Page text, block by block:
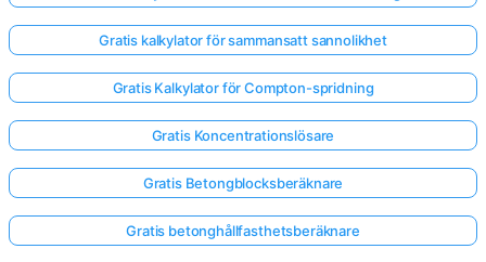
Gratis kalkylator för sammansatt sannolikhet
Gratis Kalkylator för Compton-spridning
Gratis Koncentrationslösare
Gratis Betongblocksberäknare
Gratis betonghållfasthetsberäknare